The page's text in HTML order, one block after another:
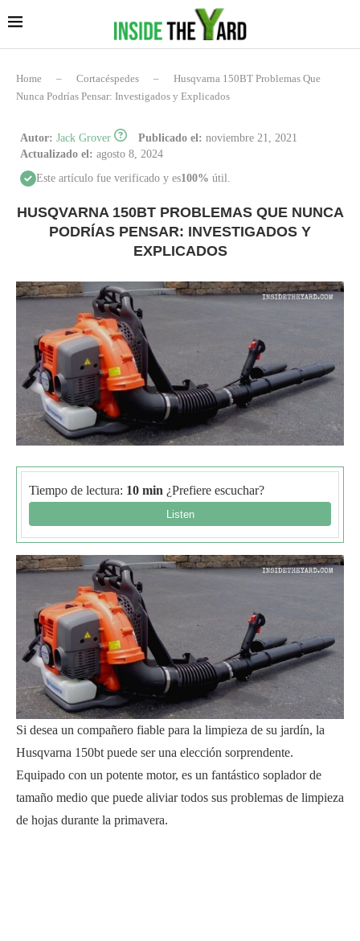
Home – Cortacéspedes –
Husqvarna 150BT Problemas Que
Nunca Podrías Pensar: Investigados y Explicados
Autor: Jack Grover Publicado el: noviembre 21, 2021
Actualizado el: agosto 8, 2024
Este artículo fue verificado y es100% útil.
HUSQVARNA 150BT PROBLEMAS QUE NUNCA
PODRÍAS PENSAR: INVESTIGADOS Y
EXPLICADOS
Tiempo de lectura: 10 min ¿Prefiere escuchar?
Si desea un compañero fiable para la limpieza de su jardín, la
Husqvarna 150bt puede ser una elección sorprendente.
Equipado con un potente motor, es un fantástico soplador de
tamaño medio que puede aliviar todos sus problemas de limpieza
de hojas durante la primavera.